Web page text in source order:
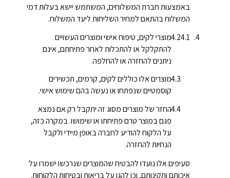
באמצעות חברת המשלוחים, המשתמש יישא בעלות דמי
המשלוח בהתאם למחיר השליחות ליעד המשלוח.
מוצרי לקים, טיפוח אישי ומוצרים העשויים
להתקלקל או להתכלות לאחר פתיחתם, אינם
ניתנים להחזרה או להחלפה.
מוצרים אלו כוללים לקים, קרמים, תכשירים
קוסמטיים שנפתחו או נעשה בהם שימוש אישי.
החזר של מוצרים מסוג זה יתקבל רק אם נמצא
פגם במוצר טרם פתיחתו או שימושו. במקרה כזה,
על הלקוח להודיע לחברה באופן מיידי ולקבל
הנחיות להחזרה.
סעיפים אלו נועדו להבטיח שהמוצרים שנרכשו ישמרו על
איכותם ותקינותם, וכן להגן על בריאות ובטיחות הלקוחות.